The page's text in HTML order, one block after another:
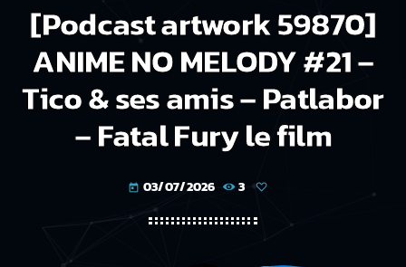
[Podcast artwork 59870]
ANIME NO MELODY #21 –
Tico & ses amis – Patlabor
– Fatal Fury le film
today 03/07/2026 3